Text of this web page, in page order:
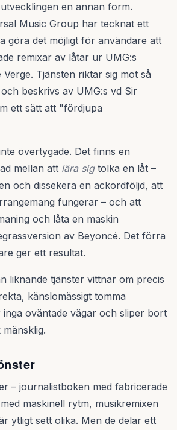
en annan form.
Music Group har tecknat ett
göra det möjligt för användare att
remixar av låtar ur UMG:s
Tjänsten riktar sig mot så
beskrivs av UMG:s vd Sir
ett sätt att "fördjupa
övertygade. Det finns en
mellan att lära sigtolka en låt –
och dissekera en ackordföljd, att
fungerar – och att
och låta en maskin
av Beyoncé. Det förra
ger ett resultat.
liknande tjänster vittnar om precis
känslomässigt tomma
oväntade vägar och sliper bort
– journalistboken med fabricerade
maskinell rytm, musikremixen
ytligt sett olika. Men de delar ett